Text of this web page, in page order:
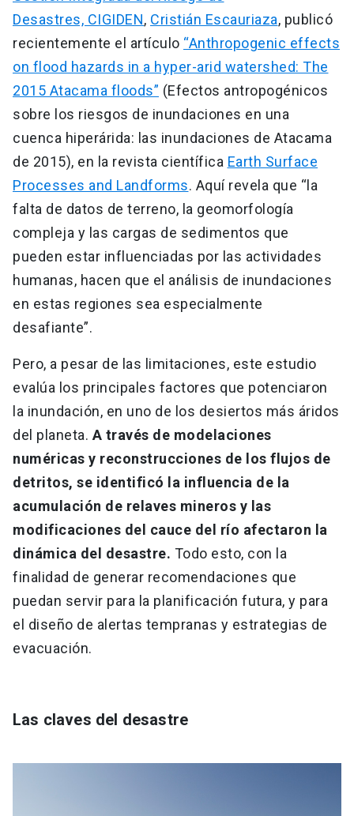
Desastres, CIGIDEN, Cristián Escauriaza, publicó
recientemente el artículo “Anthropogenic effects
on flood hazards in a hyper-arid watershed: The
2015 Atacama floods” (Efectos antropogénicos
sobre los riesgos de inundaciones en una
cuenca hiperárida: las inundaciones de Atacama
de 2015), en la revista científica Earth Surface
Processes and Landforms. Aquí revela que “la
falta de datos de terreno, la geomorfología
compleja y las cargas de sedimentos que
pueden estar influenciadas por las actividades
humanas, hacen que el análisis de inundaciones
en estas regiones sea especialmente
desafiante”.
Pero, a pesar de las limitaciones, este estudio
evalúa los principales factores que potenciaron
la inundación, en uno de los desiertos más áridos
del planeta. A través de modelaciones
numéricas y reconstrucciones de los flujos de
detritos, se identificó la influencia de la
acumulación de relaves mineros y las
modificaciones del cauce del río afectaron la
dinámica del desastre. Todo esto, con la
finalidad de generar recomendaciones que
puedan servir para la planificación futura, y para
el diseño de alertas tempranas y estrategias de
evacuación.
Las claves del desastre